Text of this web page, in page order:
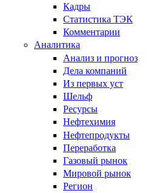
Кадры
Статистика ТЭК
Комментарии
Аналитика
Анализ и прогноз
Дела компаний
Из первых уст
Шельф
Ресурсы
Нефтехимия
Нефтепродукты
Переработка
Газовый рынок
Мировой рынок
Регион